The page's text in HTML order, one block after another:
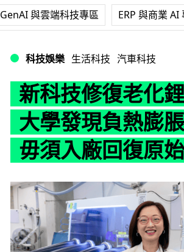
GenAI 與雲端科技專區 ERP 與商業 AI
科技娛樂 生活科技 汽車科技
新科技修復老化
大學發現負熱膨
毋須入廠回復原